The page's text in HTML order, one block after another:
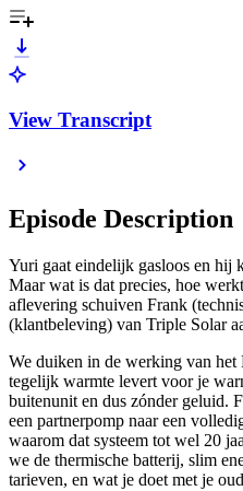
View Transcript
Episode Description
Yuri gaat eindelijk gasloos en hij
Maar wat is dat precies, hoe
aflevering schuiven Frank
(klantbeleving) van Triple Solar
We duiken in de werking van het
tegelijk warmte levert voor je
buitenunit en dus zónder geluid.
een partnerpomp naar een
waarom dat systeem tot wel 20
we de thermische batterij, slim
tarieven, en wat je doet met je